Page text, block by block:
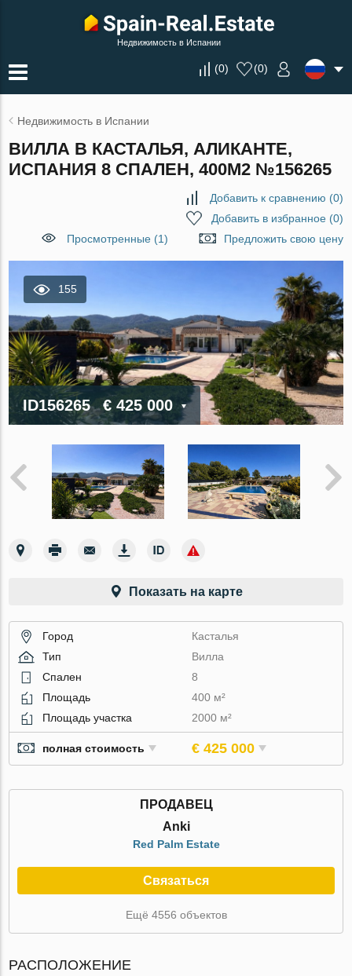
Недвижимость в Испании
(0) (0)
Недвижимость в Испании
ВИЛЛА В КАСТАЛЬЯ, АЛИКАНТЕ,
ИСПАНИЯ 8 СПАЛЕН, 400М2 №156265
Добавить к сравнению (0)
Добавить в избранное(0)
Просмотренные (1)
Предложить свою цену
155
ID156265 € 425 000
Показать на карте
Город
Касталья
Тип
Вилла
Спален
8
Площадь
400 м²
Площадь участка
2000 м²
полная стоимость € 425 000
ПРОДАВЕЦ
Anki
Red Palm Estate
Связаться
Ещё 4556 объектов
РАСПОЛОЖЕНИЕ